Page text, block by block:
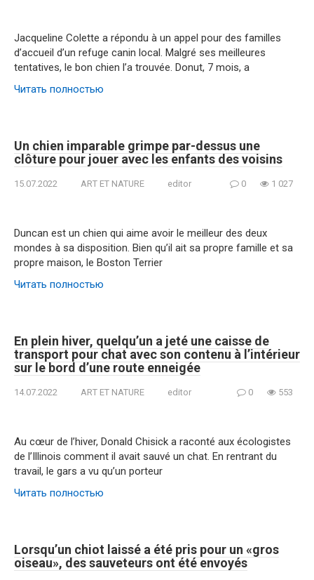
Jacqueline Colette a répondu à un appel pour des familles
d’accueil d’un refuge canin local. Malgré ses meilleures
tentatives, le bon chien l’a trouvée. Donut, 7 mois, a
Читать полностью
Un chien imparable grimpe par-dessus une
clôture pour jouer avec les enfants des voisins
15.07.2022 ART ET NATURE editor 0 1 027
Duncan est un chien qui aime avoir le meilleur des deux
mondes à sa disposition. Bien qu’il ait sa propre famille et sa
propre maison, le Boston Terrier
Читать полностью
En plein hiver, quelqu’un a jeté une caisse de
transport pour chat avec son contenu à l’intérieur
sur le bord d’une route enneigée
14.07.2022 ART ET NATURE editor 0 553
Au cœur de l’hiver, Donald Chisick a raconté aux écologistes
de l’Illinois comment il avait sauvé un chat. En rentrant du
travail, le gars a vu qu’un porteur
Читать полностью
Lorsqu’un chiot laissé a été pris pour un «gros
oiseau», des sauveteurs ont été envoyés